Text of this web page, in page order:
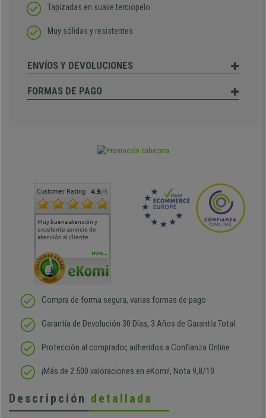
Tapizadas en suave terciopelo
Muy sólidas y resistentes
ENVÍOS Y DEVOLUCIONES
FORMAS DE PAGO
Customer Rating 4.9/5
Muy buena atención y
excelente servicio de
atención al cliente
Muy buena atención de
cara al asesoramiento
Si estoy contento
MORE...
Compra de forma segura, varias formas de pago
Garantía de Devolución 30 Días, 3 Años de Garantía Total
Protección al comprador, adheridos a Confianza Online
¡Más de 2.500 valoraciones en eKomi!, Nota 9,8/10
Descripción detallada